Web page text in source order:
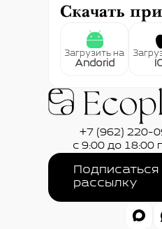
Скачать
Загрузить на
Andorid
+7 (962) 220-
с 9:00 до 18:00
Подписаться
рассылку